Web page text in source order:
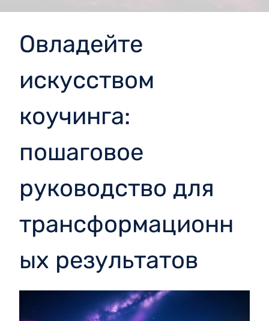
Овладейте
искусством
коучинга:
пошаговое
руководство для
трансформационн
ых результатов